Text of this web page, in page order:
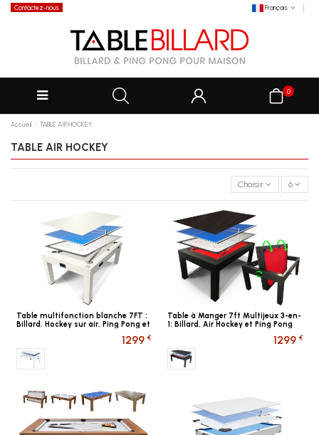
Contactez-nous Français
0
Accueil TABLE AIR HOCKEY
TABLE AIR HOCKEY
Choisir 6
Table multifonction blanche 7FT :
Billard, Hockey sur air, Ping Pong et
1299 €
Multi jeux BLANC
Table à Manger 7ft Multijeux 3-en-
1: Billard, Air Hockey et Ping Pong
1299 €
Multi jeux NOIR